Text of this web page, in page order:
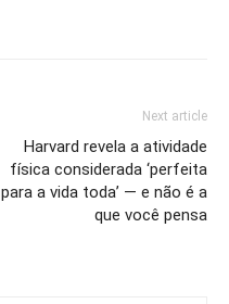
Next article
Harvard revela a atividade
física considerada ‘perfeita
para a vida toda’ — e não é a
que você pensa